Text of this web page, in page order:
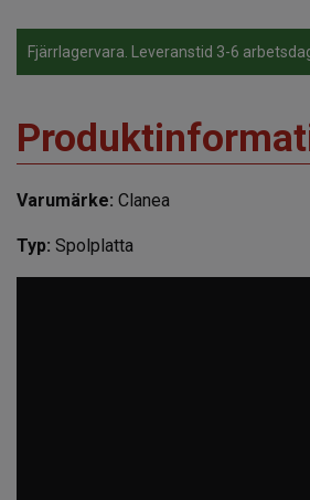
Fjärrlagervara. Leveranstid 3-6
Varumärke: Clanea
Typ: Spolplatta